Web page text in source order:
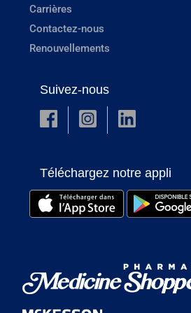
Carrières
Contactez-nous
Renouvellements
Suivez-nous
Téléchargez notre appli